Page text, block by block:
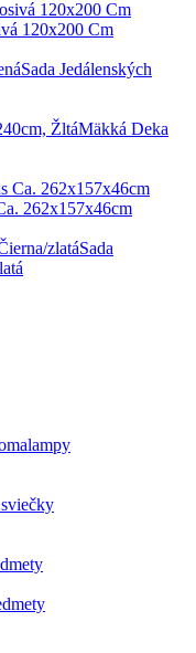
120x200 Cm
Sada Jedálenských
Mäkká Deka
262x157x46cm
Sada